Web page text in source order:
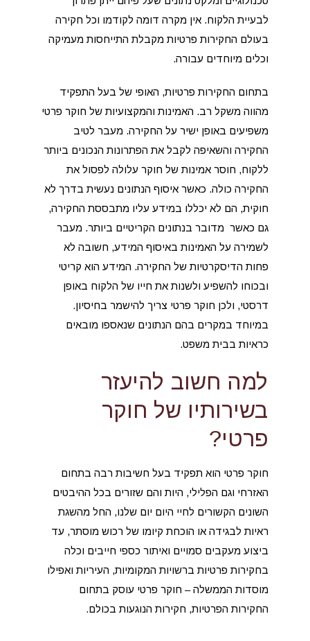
לבעיית הלקוח. אין מקרה דומה לקודמו וכל חקירה
בעולם החקירות פרטיות מקבלת התייחסות מעמיקה
וכלים מיוחדים עבורה.
בתחום החקירות פרטיות, האופי של בעל התפקיד
מהווה משקל רב. האמינות והמקצועיות של חוקר פרטי
משפיעים באופן ישיר על החקירה. מעבר לטיב
החקירה והשאיפה לקבל את הפתרונות הנכונים ביותר
ללקוח, חוסר אמינות של חוקר עלולה לפסול את
החקירה כולה. כאשר איסוף הנתונים נעשית בדרך לא
חוקית, הם לא יכללו במידע עליו מתבססת החקירה,
גם כאשר מדובר בנתונים הקריטיים ביותר. מעבר
לשמירה על האמינות באיסוף המידע, חשובה לא
פחות הדיסקרטיות של החקירה. המידע הוא קריטי
ובכוחו להשפיע ולשנות את חייו של הלקוח באופן
דרסטי, ולכן חוקר פרטי צריך להישמר בחיסיון.
במיוחד במקרים בהם הנתונים שנאספו מובאים
כראיות בבית משפט.
למה חשוב להיעזר
בשירותיו של חוקר
פרטי?
חוקר פרטי הוא תפקיד בעל חשיבות רבה בתחום
האזרחי וגם הפלילי, היות והם שזורים בכל ההיבטים
השונים הקשורים לחיי היום יום שלנו, החל מהשגת
ראיות לבגידה או הוכחת קיומו של רכוש מוסתר, עד
ביצוע מעקבים סמויים ואיתור כספי חייבים וכלה
בחקירות פרטיות ברשויות המקומיות, העיריות ואפילו
מוסדות הממשלה – חוקר פרטי עוסק בתחום
החקירות הפרטיות, חקירות הנוגעות בכולם.